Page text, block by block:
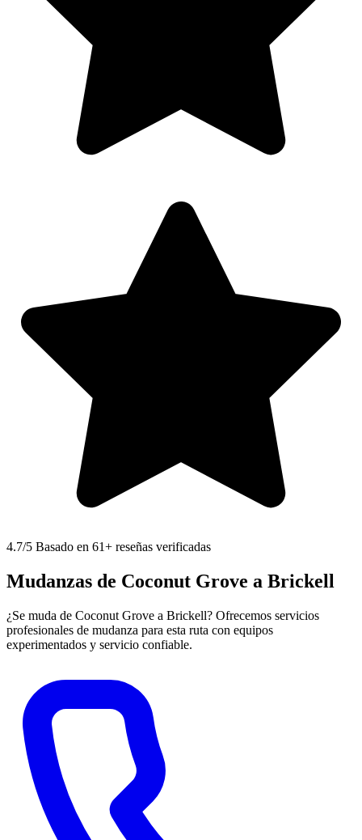
4.7/5 Basado en 61+ reseñas verificadas
Mudanzas de Coconut Grove a Brickell
¿Se muda de Coconut Grove a Brickell? Ofrecemos servicios
profesionales de mudanza para esta ruta con equipos
experimentados y servicio confiable.